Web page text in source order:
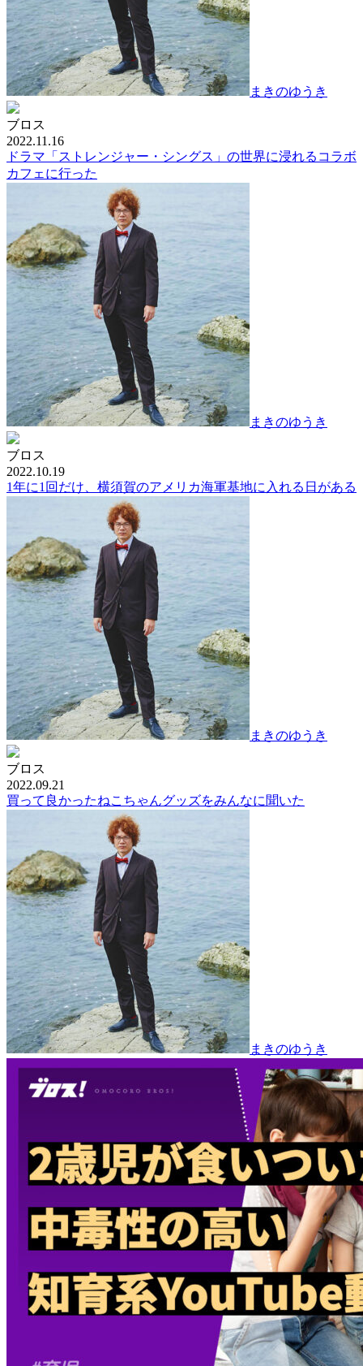
まきのゆうき
ブロス
2022.11.16
ドラマ「ストレンジャー・シングス」の世界に浸れるコラボ
カフェに行った
まきのゆうき
ブロス
2022.10.19
1年に1回だけ、横須賀のアメリカ海軍基地に入れる日がある
まきのゆうき
ブロス
2022.09.21
買って良かったねこちゃんグッズをみんなに聞いた
まきのゆうき